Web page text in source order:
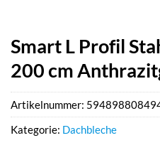
Smart L Profil
200 cm
Artikelnummer:
Kategorie: Dachbleche